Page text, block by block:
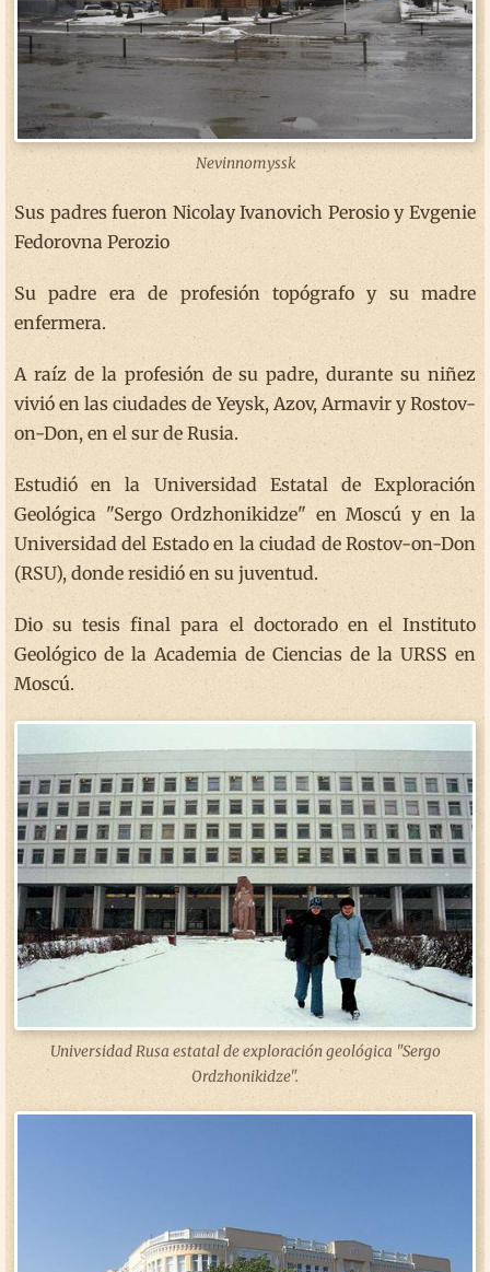
Nevinnomyssk
Sus padres fueron Nicolay Ivanovich Perosio y Evgenie
Fedorovna Perozio
Su padre era de profesión topógrafo y su madre
enfermera.
A raíz de la profesión de su padre, durante su niñez
vivió en las ciudades de Yeysk, Azov, Armavir y Rostov-
on-Don, en el sur de Rusia.
Estudió en la Universidad Estatal de Exploración
Geológica "Sergo Ordzhonikidze" en Moscú y en la
Universidad del Estado en la ciudad de Rostov-on-Don
(RSU), donde residió en su juventud.
Dio su tesis final para el doctorado en el Instituto
Geológico de la Academia de Ciencias de la URSS en
Moscú.
Universidad Rusa estatal de exploración geológica "Sergo
Ordzhonikidze".